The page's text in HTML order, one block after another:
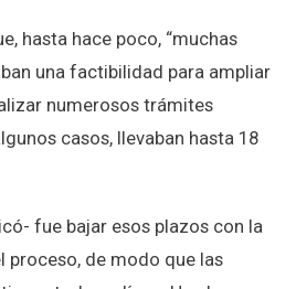
hasta hace poco, “muchas
una factibilidad para ampliar
numerosos trámites
casos, llevaban hasta 18
fue bajar esos plazos con la
de modo que las